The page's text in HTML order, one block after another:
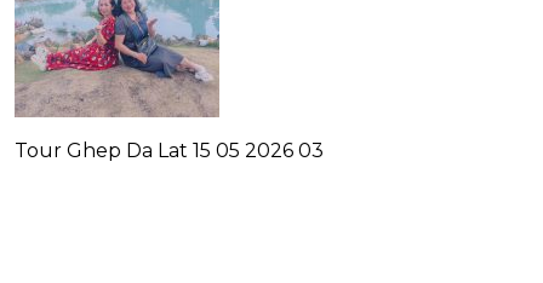
Tour Ghep Da Lat 15 05 2026 03